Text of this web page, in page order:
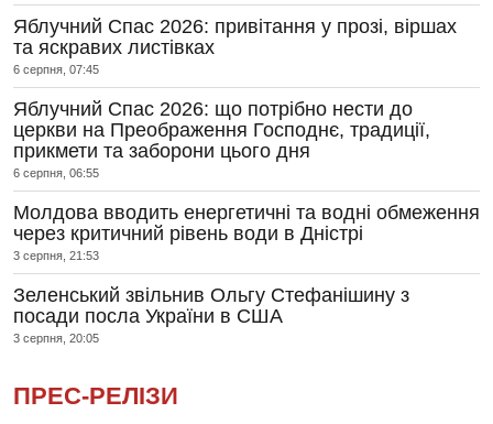
Яблучний Спас 2026: привітання у прозі, віршах
та яскравих листівках
6 серпня, 07:45
Яблучний Спас 2026: що потрібно нести до
церкви на Преображення Господнє, традиції,
прикмети та заборони цього дня
6 серпня, 06:55
Молдова вводить енергетичні та водні обмеження
через критичний рівень води в Дністрі
3 серпня, 21:53
Зеленський звільнив Ольгу Стефанішину з
посади посла України в США
3 серпня, 20:05
ПРЕС-РЕЛІЗИ